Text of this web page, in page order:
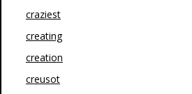
craziest
creating
creation
creusot